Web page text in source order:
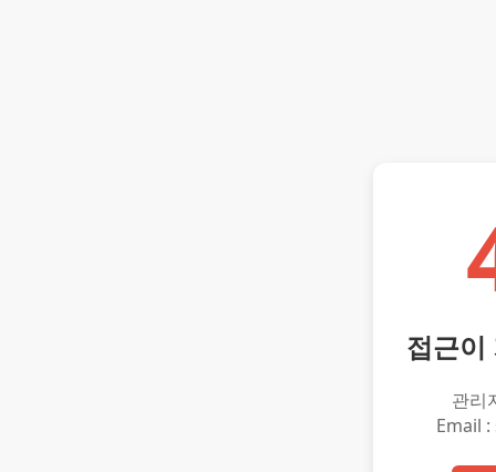
접근이
관리
Email